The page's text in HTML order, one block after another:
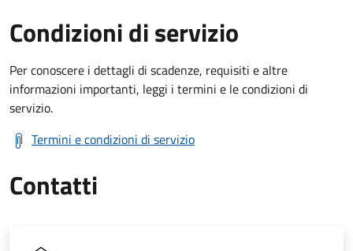
Condizioni di servizio
Per conoscere i dettagli di scadenze, requisiti e altre
informazioni importanti, leggi i termini e le condizioni di
servizio.
Termini e condizioni di servizio
Contatti